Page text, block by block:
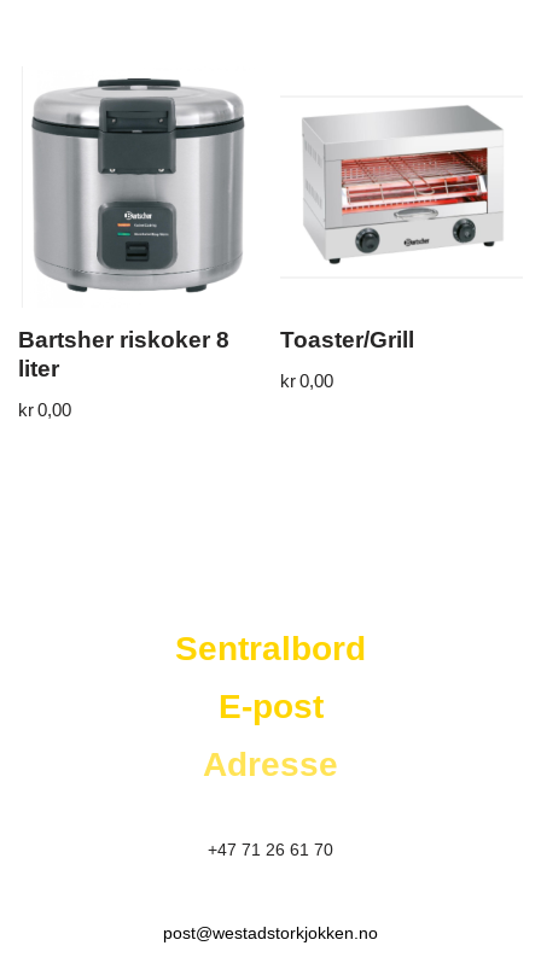
Bartsher riskoker 8
liter
kr0,00
Toaster/Grill
kr0,00
Sentralbord
E-post
Adresse
+47 71 26 61 70
post@westadstorkjokken.no